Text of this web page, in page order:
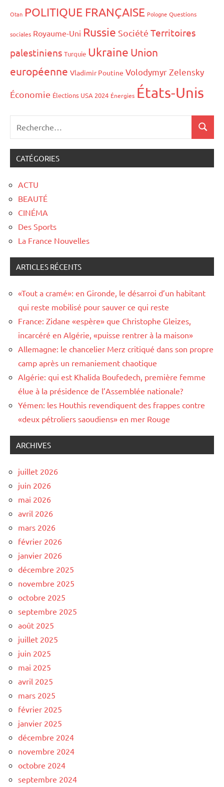
Otan POLITIQUE FRANÇAISE Pologne Questions
sociales Royaume-Uni Russie Société Territoires
palestiniens Turquie Ukraine Union
européenne Vladimir Poutine Volodymyr Zelensky
Économie Élections USA 2024 Énergies États-Unis
CATÉGORIES
ACTU
BEAUTÉ
CINÉMA
Des Sports
La France Nouvelles
ARTICLES RÉCENTS
«Tout a cramé»: en Gironde, le désarroi d’un habitant
qui reste mobilisé pour sauver ce qui reste
France: Zidane «espère» que Christophe Gleizes,
incarcéré en Algérie, «puisse rentrer à la maison»
Allemagne: le chancelier Merz critiqué dans son propre
camp après un remaniement chaotique
Algérie: qui est Khalida Boufedech, première femme
élue à la présidence de l’Assemblée nationale?
Yémen: les Houthis revendiquent des frappes contre
«deux pétroliers saoudiens» en mer Rouge
ARCHIVES
juillet 2026
juin 2026
mai 2026
avril 2026
mars 2026
février 2026
janvier 2026
décembre 2025
novembre 2025
octobre 2025
septembre 2025
août 2025
juillet 2025
juin 2025
mai 2025
avril 2025
mars 2025
février 2025
janvier 2025
décembre 2024
novembre 2024
octobre 2024
septembre 2024